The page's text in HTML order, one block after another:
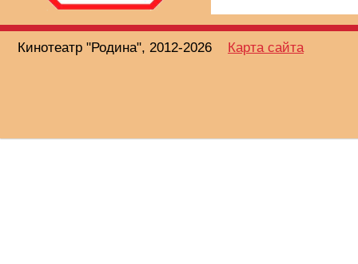
Кинотеатр "Родина", 2012-2026 Карта сайта